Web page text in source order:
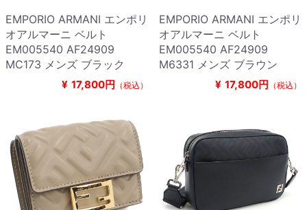
EMPORIO ARMANI エンポリ
オアルマーニ ベルト
EM005540 AF24909
MC173 メンズ ブラック
¥ 17,800円 （税込）
EMPORIO ARMANI エンポリ
オアルマーニ ベルト
EM005540 AF24909
M6331 メンズ ブラウン
¥ 17,800円 （税込）